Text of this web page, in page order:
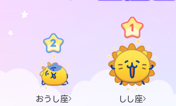
おうし座 しし座